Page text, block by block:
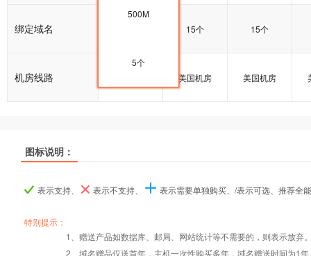
绑定域名 15个 15个
机房线路 美国机房 美国机房
500M
5个
产品名称
Windows2008/ Windows2008/ Windows2008/
产品名称
产品名称
图标说明：
表示支持、 表示不支持、 表示需要单独购买、/表示可选、推荐全
特别提示：
1、赠送产品如数据库、邮局、网站统计等不需要的，则表示放弃
2、域名赠品仅送首年，主机一次性购买多年，域名赠送时间为1年